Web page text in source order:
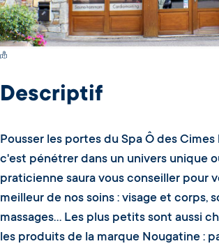
Switch Carte/Photos
Descriptif
Pousser les portes du Spa Ô des
c'est pénétrer dans un univers unique
praticienne saura vous conseiller pour
meilleur de nos soins : visage et corps,
massages... Les plus petits sont aussi
les produits de la marque Nougatine :